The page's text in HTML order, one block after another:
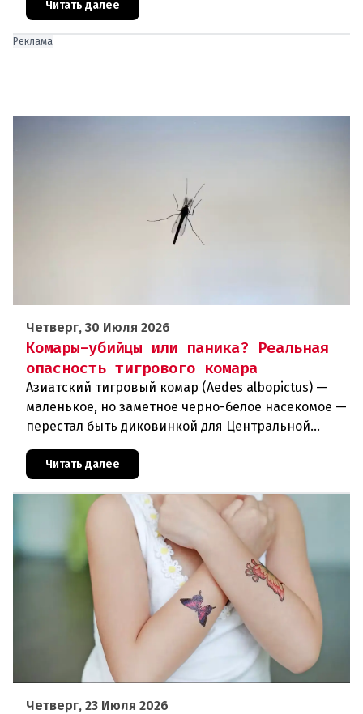
доступной.Трагедия Чернобыля
Читать далее
Реклама
Четверг, 30 Июля 2026
Комары-убийцы или паника? Реальная
опасность тигрового комара
Азиатский тигровый комар (Aedes albopictus) —
маленькое, но заметное черно-белое насекомое —
перестал быть диковинкой для Центральной
обосновался в регионе и теперь
Читать далее
Четверг, 23 Июля 2026